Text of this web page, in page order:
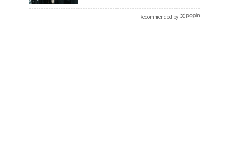
Recommended by